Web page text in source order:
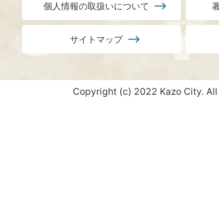
個人情報の取扱いについて
サイトマップ
Copyright (c) 2022 Kazo City.